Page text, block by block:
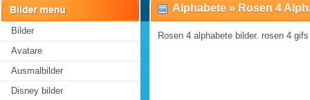
Bilder
Avatare
Ausmalbilder
Disney bilder
Alphabete » Rosen 4
Rosen 4 alphabete bilder. rosen 4